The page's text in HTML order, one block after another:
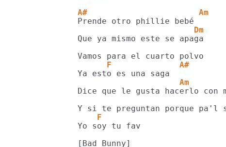
A#                       Am
                        Dm
Que ya mismo este se apaga
      F              A#
Am
Dice que le gusta hacerlo con
    F
Yo soy tu fav